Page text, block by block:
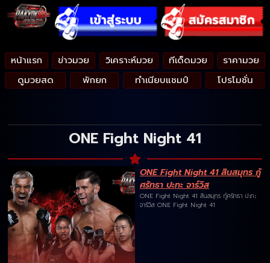
หน้าแรก ข่าวมวย วิเคราะห์มวย ทีเด็ดมวย
ราคามวย
ดูมวยสด
พักยก ทำเนียบแชมป์ โปรโมชั่น
ONE Fight Night 41
ONE Fight Night 41 สินสมุทร กู้
ศรัทธา ปะทะ จาร์วิส
ONE Fight Night 41 สินสมุทร กู้ศรัทธา ปะทะ
จาร์วิส ONE Fight Night 41